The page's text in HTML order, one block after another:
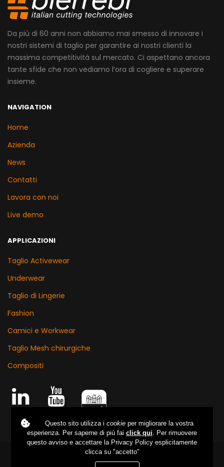
Da più di 60 anni non abbiamo mai smesso di innovare i
nostri sistemi di taglio per garantire ai nostri clienti la
massima competitività sul mercato. Ci aspettano ancora
tante sfide che non vediamo l’ora di cogliere e superare
insieme.
NAVIGATION
Home
Azienda
News
Contatti
Lavora con noi
Live demo
APPLICAZIONI
Taglio Activewear
Underwear
Taglio di Lingerie
Fashion
Camici e Workwear
Taglio Mesh chirurgiche
Compositi
Questo sito utilizza i cookieper migliorare la vostra
esperienza. Per saperne di più fai click qui. Per rimuovere
questo avviso e accettare la Privacy Policy esplicitamente
clicca su "accetto"